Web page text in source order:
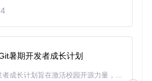
奏。
曲，切换"流行"和"古典"均衡器预
感差异。
4
暑期开发者成长计划
「源启盛夏」暑期校园开发者成长计划旨在激活校园开源力量，通过积分激励、认证扶持、资源倾斜等形式，引导高校组织和开发者完成「入驻 — 建项目 — 做贡献 — 获认证 — 得资源」的完整闭环。无论你是想带领社团入驻平台的组织者，还是希望用代码贡献证明自己的开发者，都能在这里找到属于你的成长路径。